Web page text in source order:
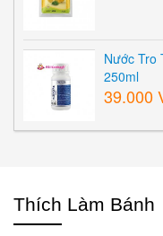
Nước Tro
250ml
39.000
Thích Làm Bánh